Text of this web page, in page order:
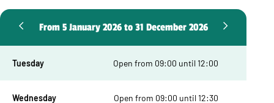
From 5 January 2026 to 31 December 2026
Tuesday Open from 09:00 until 12:00
Wednesday Open from 09:00 until 12:30